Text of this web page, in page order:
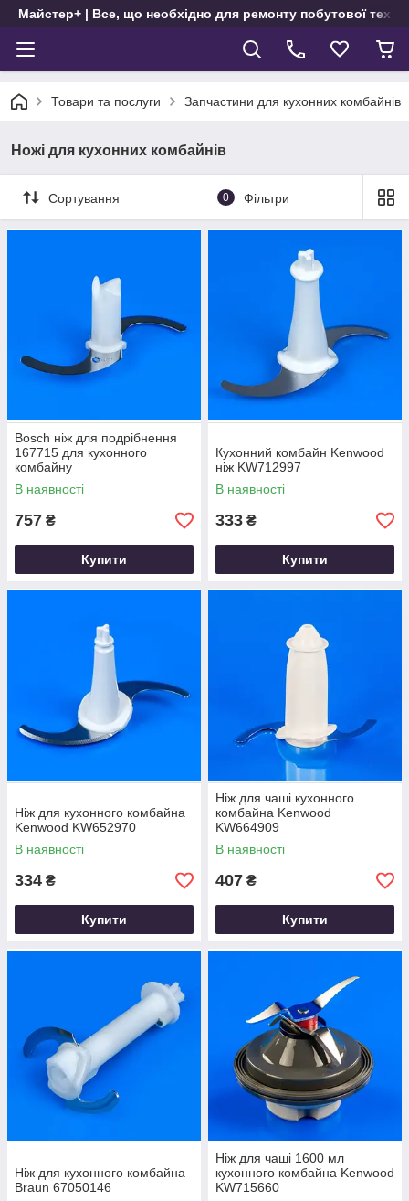
Майстер+ | Все, що необхідно для ремонту побутової
Товари та послуги Запчастини для кухонних комбайнів
Ножі для кухонних комбайнів
Сортування 0 Фільтри
Bosch ніж для подрібнення
167715 для кухонного
комбайну
В наявності
757 ₴
Купити
Кухонний комбайн Kenwood
ніж KW712997
В наявності
333 ₴
Купити
Ніж для кухонного комбайна
Kenwood KW652970
В наявності
334 ₴
Купити
Ніж для чаші кухонного
комбайна Kenwood
KW664909
В наявності
407 ₴
Купити
Ніж для кухонного комбайна
Braun 67050146
Ніж для чаші 1600 мл
кухонного комбайна Kenwood
KW715660